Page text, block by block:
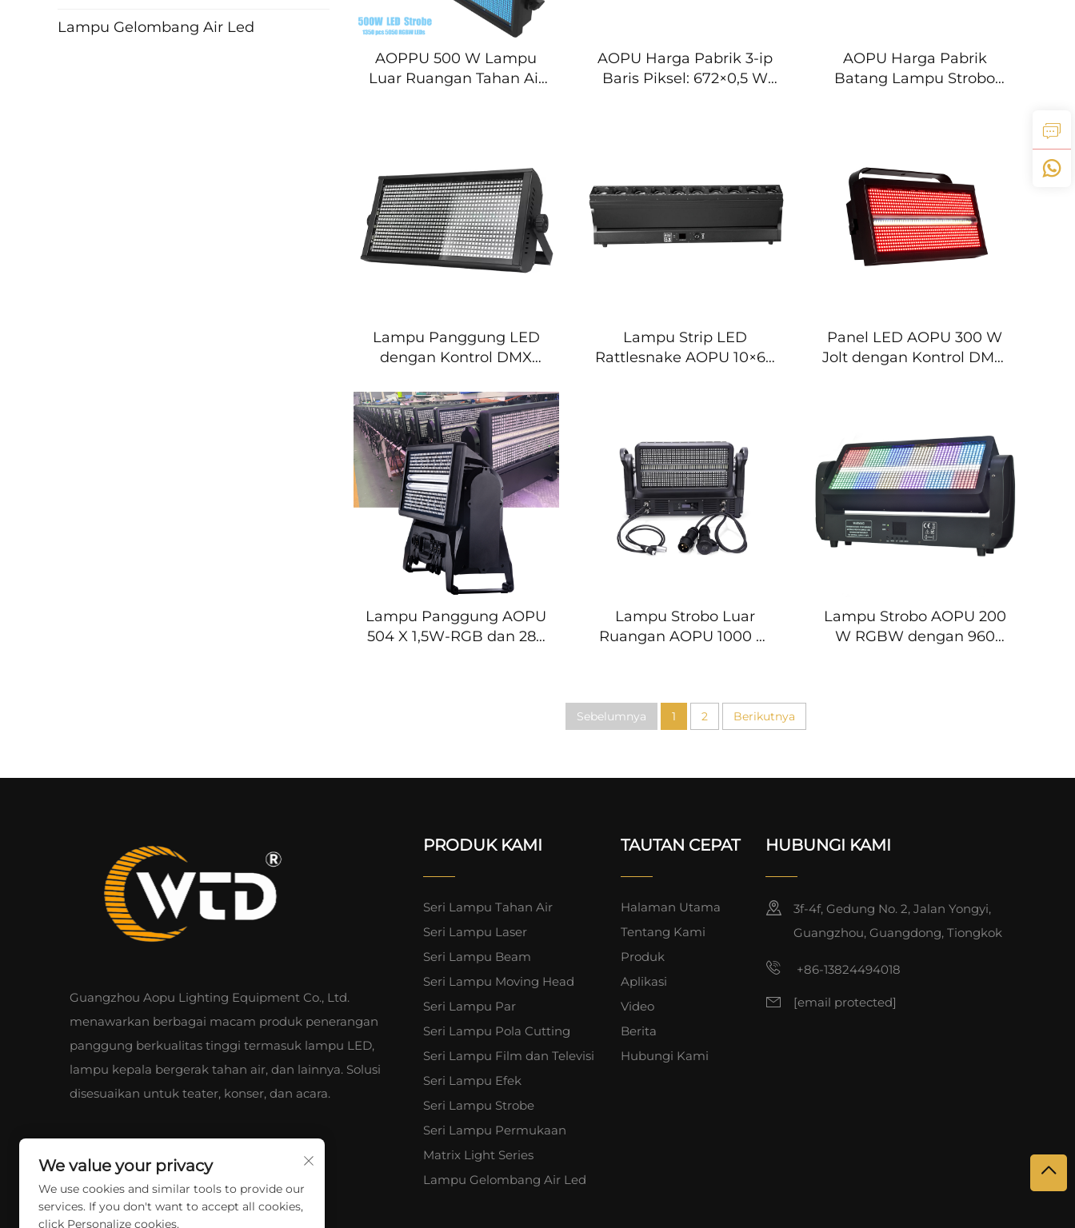
Lampu Gelombang Air Led
AOPPU 500 W Lampu
Luar Ruangan Tahan Air
Panggung Klub Disiko
DJ
AOPU Harga Pabrik 3-ip
Baris Piksel: 672×0,5 W
AOPU Harga Pabrik
Batang Lampu Strobo
dan Grosir
Lampu Panggung LED
dengan Kontrol DMX
LED Atom RGB Penuh
Warna untuk Pesta Klub
DJ dan Konser
Lampu Strip LED
Rattlesnake AOPU 10×60
Moving Head untuk DJ,
Bar, serta Disko
Panel LED AOPU 300 W
Jolt dengan Kontrol DMX,
Efek Strobo untuk Latar
Belakang Panggung
Lampu Panggung AOPU
504 X 1,5W-RGB dan 280
Lampu Strobo Luar
Ruangan AOPU 1000 W
Lampu Cuci LED
Berkepala Bergerak
Disko, dan DJ
Lampu Strobo AOPU 200
W RGBW dengan 960
Sebelumnya 1 2 Berikutnya
Guangzhou Aopu Lighting Equipment Co., Ltd.
menawarkan berbagai macam produk penerangan
panggung berkualitas tinggi termasuk lampu LED,
lampu kepala bergerak tahan air, dan lainnya. Solusi
disesuaikan untuk teater, konser, dan acara.
PRODUK KAMI
Seri Lampu Tahan Air
Seri Lampu Laser
Seri Lampu Beam
Seri Lampu Moving Head
Seri Lampu Par
Seri Lampu Pola Cutting
Seri Lampu Film dan Televisi
Seri Lampu Efek
Seri Lampu Strobe
Seri Lampu Permukaan
Matrix Light Series
Lampu Gelombang Air Led
TAUTAN CEPAT
Halaman Utama
Tentang Kami
Produk
Aplikasi
Video
Berita
Hubungi Kami
HUBUNGI KAMI
3f-4f, Gedung No. 2, Jalan Yongyi,
Guangzhou, Guangdong, Tiongkok
+86-13824494018
[email protected]
We value your privacy
We use cookies and similar tools to provide our
services. If you don't want to accept all cookies,
click Personalize cookies.